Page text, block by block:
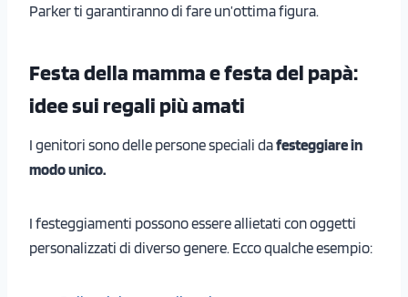
Parker ti garantiranno di fare un’ottima figura.
Festa della mamma e festa del papà:
idee sui regali più amati
I genitori sono delle persone speciali dafesteggiare in
modo unico.
I festeggiamenti possono essere allietati con oggetti
personalizzati di diverso genere. Ecco qualche esempio: